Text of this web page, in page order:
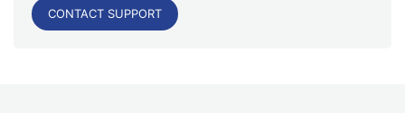
CONTACT SUPPORT